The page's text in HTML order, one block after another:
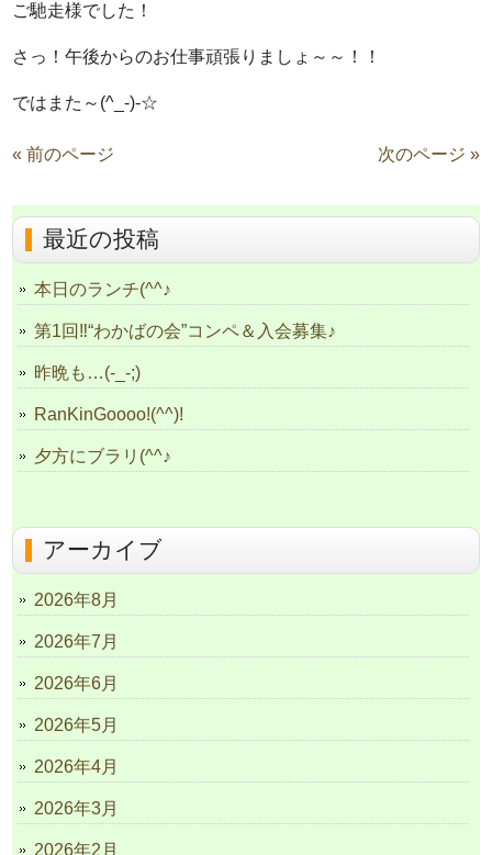
ご馳走様でした！
さっ！午後からのお仕事頑張りましょ～～！！
ではまた～(^_-)-☆
« 前のページ 次のページ »
最近の投稿
本日のランチ(^^♪
第1回‼“わかばの会”コンペ＆入会募集♪
昨晩も…(-_-;)
RanKinGoooo!(^^)!
夕方にブラリ(^^♪
アーカイブ
2026年8月
2026年7月
2026年6月
2026年5月
2026年4月
2026年3月
2026年2月